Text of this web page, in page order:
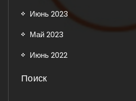
Июнь 2023
Май 2023
Июнь 2022
Поиск